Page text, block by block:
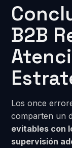
B2B
Los once
comparten un
evitables con
supervisión